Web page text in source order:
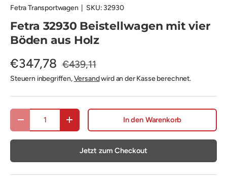
Fetra Transportwagen| SKU: 32930
Fetra 32930 Beistellwagen mit vier
Böden aus Holz
€347,78 €439,11
Steuern inbegriffen,Versandwird an der Kasse berechnet.
Anzahl
Menge verringernMenge erhöhen In den Warenkorb
Jetzt zum Checkout